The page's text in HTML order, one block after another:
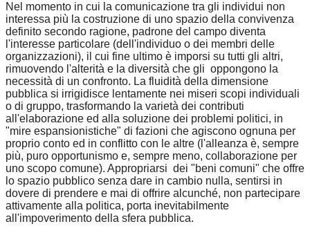
Nel momento in cui la comunicazione tra gli individui non
interessa più la costruzione di uno spazio della convivenza
definito secondo ragione, padrone del campo diventa
l'interesse particolare (dell'individuo o dei membri delle
organizzazioni), il cui fine ultimo è imporsi su tutti gli altri,
rimuovendo l'alterità e la diversità che gli oppongono la
necessità di un confronto. La fluidità della dimensione
pubblica si irrigidisce lentamente nei miseri scopi individuali
o di gruppo, trasformando la varietà dei contributi
all'elaborazione ed alla soluzione dei problemi politici, in
"mire espansionistiche" di fazioni che agiscono ognuna per
proprio conto ed in conflitto con le altre (l'alleanza è, sempre
più, puro opportunismo e, sempre meno, collaborazione per
uno scopo comune). Appropriarsi dei "beni comuni" che offre
lo spazio pubblico senza dare in cambio nulla, sentirsi in
dovere di prendere e mai di offrire alcunché, non partecipare
attivamente alla politica, porta inevitabilmente
all'impoverimento della sfera pubblica.